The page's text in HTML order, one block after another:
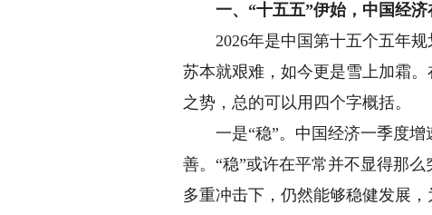
一、“十五五”伊始，中国经济
2026年是中国第十五个五年规
苏本就艰难，如今更是雪上加霜
之势，总的可以用四个字概括。
一是“稳”。中国经济一季度增
善。“稳”或许在平常并不显得那
多重冲击下，仍然能够稳健发展